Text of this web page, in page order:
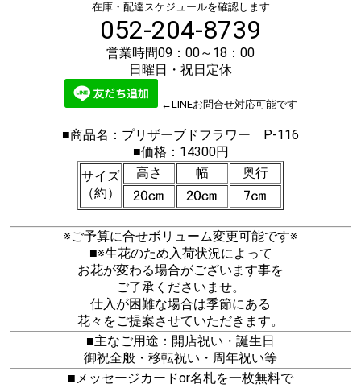
在庫・配達スケジュールを確認します
052-204-8739
営業時間09：00～18：00
日曜日・祝日定休
←LINEお問合せ対応可能です
■商品名：プリザーブドフラワー P-116
■価格：14300円
サイズ
（約）
高さ 幅 奥行
※ご予算に合せボリューム変更可能です※
■※生花のため入荷状況によって
お花が変わる場合がございます事を
ご了承くださいませ。
仕入が困難な場合は季節にある
花々をご提案させていただきます。
■主なご用途：開店祝い・誕生日
御祝全般・移転祝い・周年祝い等
■メッセージカードor名札を一枚無料で